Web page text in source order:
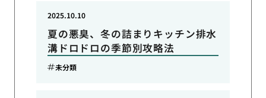
夏の悪臭、冬の詰まりキッチン排水
溝ドロドロの季節別攻略法
2025.10.10
未分類